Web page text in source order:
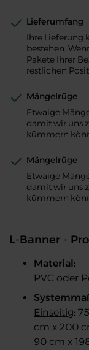
Lieferumfang
Ihre Lieferung
bestehen.
Pakete Ihrer
restlichen
Mängelrüge
Etwaige
damit wir uns
kümmern
Mängelrüge
Etwaige
damit wir uns
kümmern
L-Banner -
Material:
PVC oder
Einseitig:
cm x 200
90 cm x